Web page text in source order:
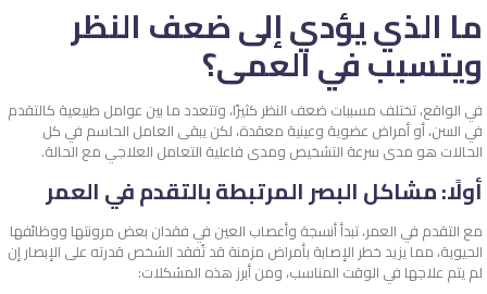
ما الذي يؤدي إلى ضعف النظر
ويتسبب في العمى؟
في الواقع، تختلف مسببات ضعف النظر كثيرًا، وتتعدد ما بين عوامل طبيعية كالتقدم
في السن، أو أمراض عضوية وعينية معقدة، لكن يبقى العامل الحاسم في كل
الحالات هو مدى سرعة التشخيص ومدى فاعلية التعامل العلاجي مع الحالة.
أولًا: مشاكل البصر المرتبطة بالتقدم في العمر
مع التقدم في العمر، تبدأ أنسجة وأعصاب العين في فقدان بعض مرونتها ووظائفها
الحيوية، مما يزيد خطر الإصابة بأمراض مزمنة قد تُفقد الشخص قدرته على الإبصار إن
لم يتم علاجها في الوقت المناسب، ومن أبرز هذه المشكلات: